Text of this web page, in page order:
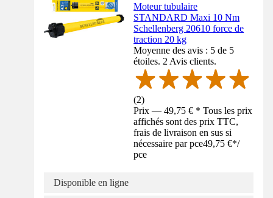
Moteur tubulaire
STANDARD Maxi 10 Nm
Schellenberg 20610 force de
traction 20 kg
Moyenne des avis : 5 de 5
étoiles. 2 Avis clients.
(2)
Prix — 49,75 € * Tous les prix
affichés sont des prix TTC,
frais de livraison en sus si
nécessaire par pce49,75 €*/
pce
Disponible en ligne